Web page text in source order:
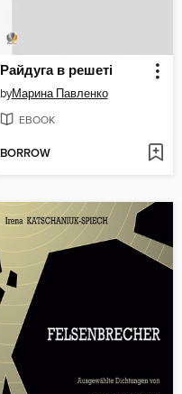
Райдуга в решеті
byМарина Павленко
EBOOK
BORROW